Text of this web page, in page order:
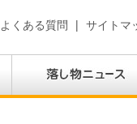
よくある質問 | サイトマ